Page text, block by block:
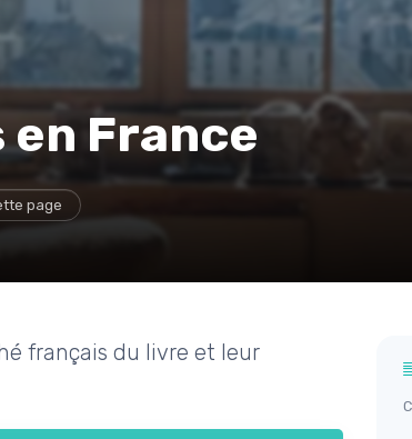
en France
page
français du livre et leur